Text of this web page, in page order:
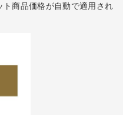
ト商品価格が自動で適用され